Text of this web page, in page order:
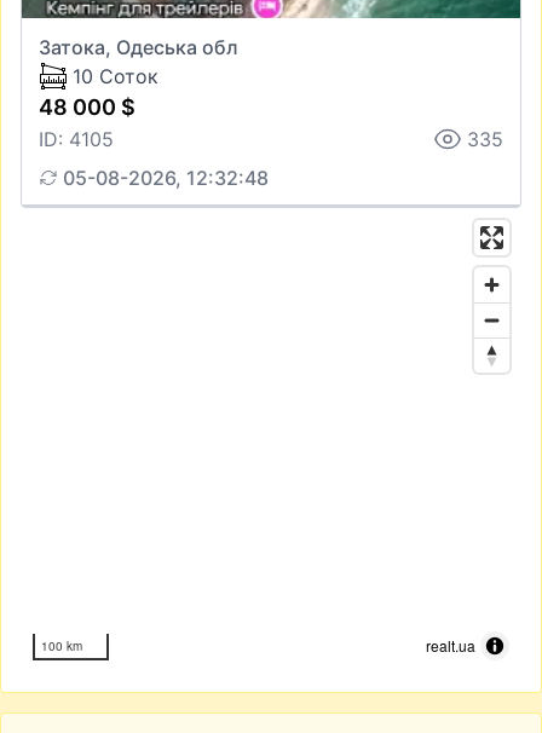
Затока, Одеська обл
10 Соток
48 000 $
ID: 4105
335
05-08-2026, 12:32:48
100 km realt.ua